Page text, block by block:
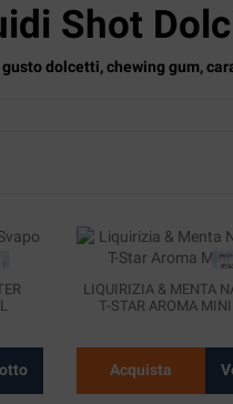
Shot
gusto dolcetti, chewing gum,
LIQUIRIZIA & MENTA
T-STAR AROMA
Acquista